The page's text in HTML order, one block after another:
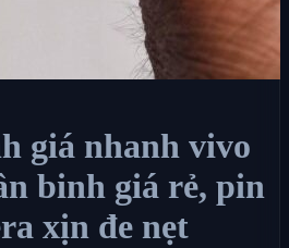
giá nhanh vivo
binh giá rẻ, pin
xịn đe nẹt